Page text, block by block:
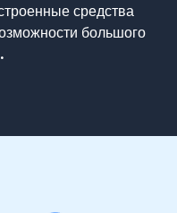
средства
большого